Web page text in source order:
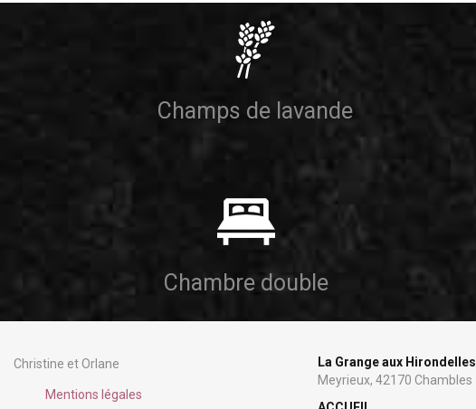
Champs de lavande
Chambre double
Christine et Orlane
Mentions légales
La Grange aux Hirondelles
Meyrieux, 42170 Chambles